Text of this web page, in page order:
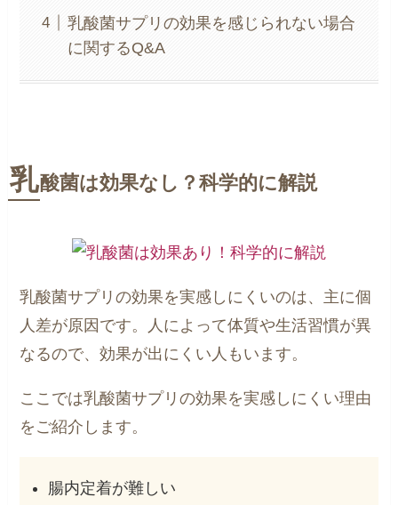
乳酸菌サプリの効果を感じられない場合
に関するQ&A
乳酸菌は効果なし？科学的に解説
乳酸菌サプリの効果を実感しにくいのは、主に個
人差が原因です。人によって体質や生活習慣が異
なるので、効果が出にくい人もいます。
ここでは乳酸菌サプリの効果を実感しにくい理由
をご紹介します。
腸内定着が難しい